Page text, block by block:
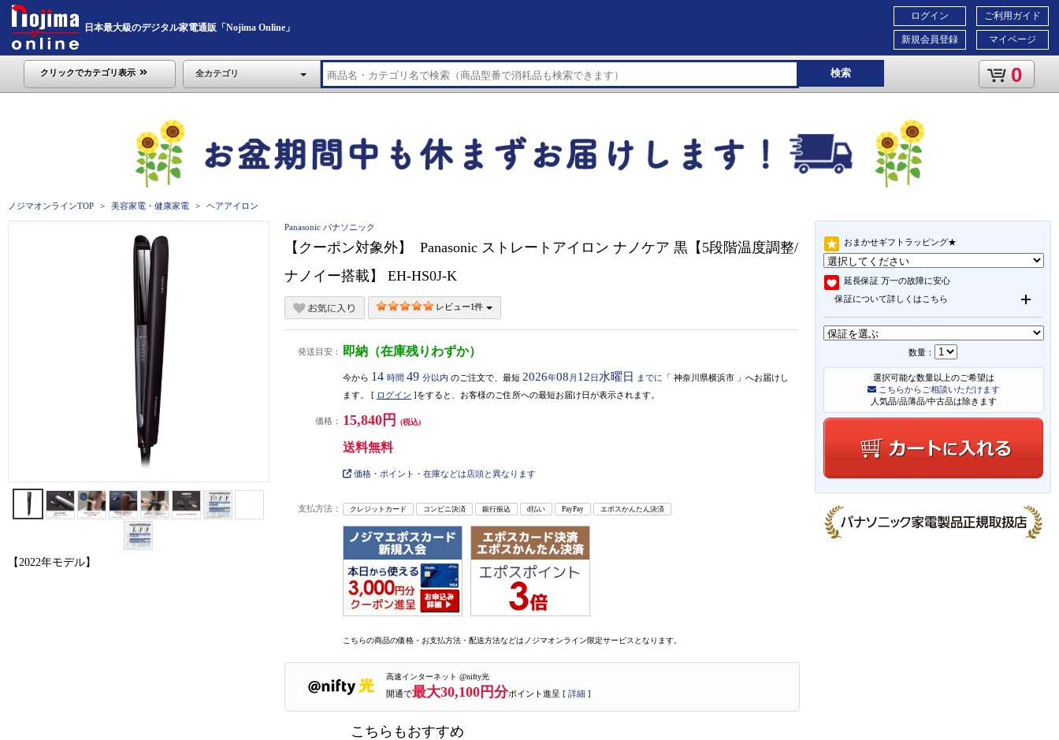
日本最大級のデジタル家電通販「Nojima Online」
ご利用ガイド
マイページ
ログイン
新規会員登録
クリックでカテゴリ表示 全カテゴリ 検索 0
ノジマオンラインTOP 美容家電・健康家電 ヘアアイロン
おまかせギフトラッピング★
延長保証 万一の故障に安心
保証について詳しくはこちら
数量：
選択可能な数量以上のご希望は
こちらからご相談いただけます
人気品/品薄品/中古品は除きます
【2022年モデル】
Panasonic パナソニック
【クーポン対象外】 Panasonic ストレートアイロン ナノケア 黒【5段階温度調整/
ナノイー搭載】 EH-HS0J-K
レビュー1件
発送目安： 即納（在庫残りわずか）
今から 14 時間 49 分以内 のご注文で、最短 2026年08 月 12日 水曜日 までに 「 神奈川県横浜市 」 へお届けし
ます。 [ ログイン ]をすると、お客様のご住所への最短お届け日が表示されます。
価格： 15,840円 (税込)
送料無料
価格・ポイント・在庫などは店頭と異なります
支払方法： クレジットカード コンビニ決済 銀行振込 d払い PayPay エポスかんたん決済
こちらの商品の価格・お支払方法・配送方法などはノジマオンライン限定サービスとなります。
高速インターネット @nifty光
開通で最大30,100円分ポイント進呈 [ 詳細 ]
こちらもおすすめ